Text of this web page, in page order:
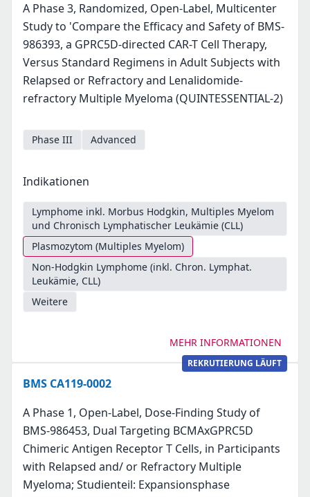
A Phase 3, Randomized, Open-Label, Multicenter
Study to 'Compare the Efficacy and Safety of BMS-
986393, a GPRC5D-directed CAR-T Cell Therapy,
Versus Standard Regimens in Adult Subjects with
Relapsed or Refractory and Lenalidomide-
refractory Multiple Myeloma (QUINTESSENTIAL-2)
Phase III Advanced
Indikationen
Lymphome inkl. Morbus Hodgkin, Multiples Myelom
und Chronisch Lymphatischer Leukämie (CLL)
Plasmozytom (Multiples Myelom)
Non-Hodgkin Lymphome (inkl. Chron. Lymphat.
Leukämie, CLL)
Weitere
MEHR INFORMATIONEN
REKRUTIERUNG LÄUFT
BMS CA119-0002
A Phase 1, Open-Label, Dose-Finding Study of
BMS-986453, Dual Targeting BCMAxGPRC5D
Chimeric Antigen Receptor T Cells, in Participants
with Relapsed and/ or Refractory Multiple
Myeloma; Studienteil: Expansionsphase